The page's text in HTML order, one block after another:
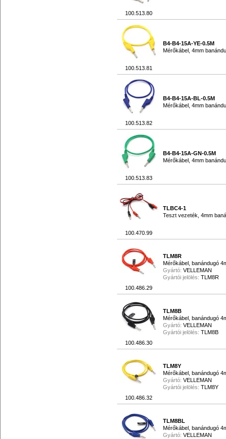
100.513.80
100.513.81
B4-B4-15A-YE-0.5M
Mérőkábel, 4mm
100.513.82
B4-B4-15A-BL-0.5M
Mérőkábel, 4mm
100.513.83
B4-B4-15A-GN-0.5M
Mérőkábel, 4mm
100.470.99
TLBC4-1
Teszt vezeték, 4mm
100.486.29
TLM8R
Mérőkábel, banándugó
Gyártó: VELLEMAN
Gyártói jelölés: TLM8R
100.486.30
TLM8B
Mérőkábel, banándugó
Gyártó: VELLEMAN
Gyártói jelölés: TLM8B
100.486.32
TLM8Y
Mérőkábel, banándugó
Gyártó: VELLEMAN
Gyártói jelölés: TLM8Y
TLM8BL
Mérőkábel, banándugó
Gyártó: VELLEMAN